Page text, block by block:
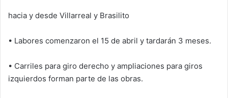
hacia y desde Villarreal y Brasilito
• Labores comenzaron el 15 de abril y tardarán 3 meses.
• Carriles para giro derecho y ampliaciones para giros
izquierdos forman parte de las obras.